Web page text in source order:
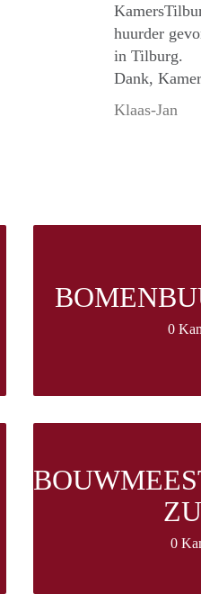
huurder
in Tilburg.
Dank,
Klaas-Jan
0
0